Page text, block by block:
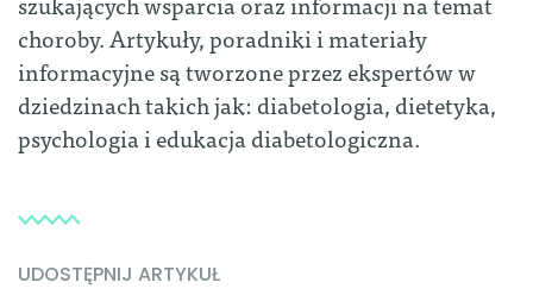
choroby. Artykuły, poradniki i materiały
informacyjne są tworzone przez ekspertów w
dziedzinach takich jak: diabetologia, dietetyka,
psychologia i edukacja diabetologiczna.
UDOSTĘPNIJ ARTYKUŁ